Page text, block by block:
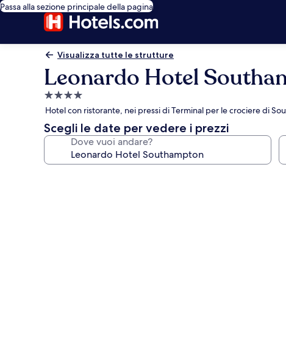
Passa alla sezione principale della pagina
Visualizza tutte le strutture
Leonardo Hotel
Struttura
a
4.0
stelle
Hotel con ristorante, nei pressi di Terminal per le crociere di
Scegli le date per vedere i prezzi
Dove vuoi andare?